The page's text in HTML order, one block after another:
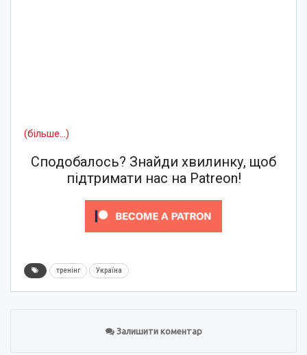
(більше…)
Сподобалось? Знайди хвилинку, щоб
підтримати нас на Patreon!
тренінг Україна
Залишити коментар